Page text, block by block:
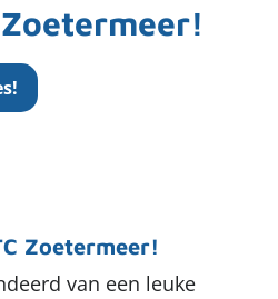
Elleboog
Medische fitness
Therapie in het water
Leefstijlprogramma (GLI)
Werken bij
Vergoeding & tarieven
Partners
Zoetermeer!
van een leuke